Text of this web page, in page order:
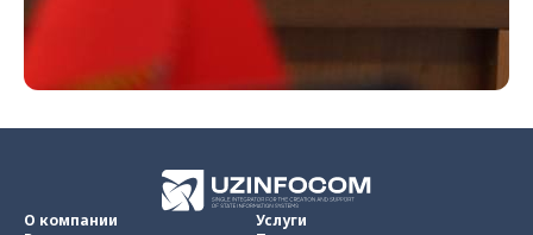
О компании
Услуги